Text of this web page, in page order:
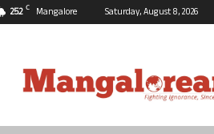
25.2 C Mangalore Saturday, August 8, 2026